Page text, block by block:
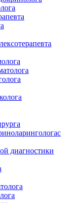
диагностики